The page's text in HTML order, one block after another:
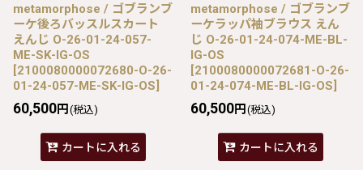
metamorphose / ゴブランブ
ーケ後ろバッスルスカート
えんじ O-26-01-24-057-
ME-SK-IG-OS
[2100080000072680-O-26-
01-24-057-ME-SK-IG-OS]
60,500円 (税込)
カートに入れる
metamorphose / ゴブランブ
ーケラッパ袖ブラウス えん
じ O-26-01-24-074-ME-BL-
IG-OS
[2100080000072681-O-26-
01-24-074-ME-BL-IG-OS]
60,500円 (税込)
カートに入れる